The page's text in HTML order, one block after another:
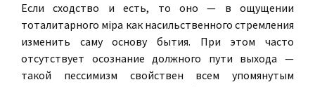
Если сходство и есть, то оно — в ощущении
тоталитарного мiра как насильственного стремления
изменить саму основу бытия. При этом часто
отсутствует осознание должного пути выхода —
такой пессимизм свойствен всем упомянутым